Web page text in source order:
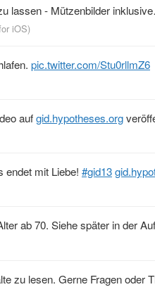
lassen - Mützenbilder
iOS)
pic.twitter.com/Stu0rllmZ6
aufgid.hypotheses.org
endet mit Liebe! #gid13
ab 70. Siehe später in der
zu lesen. Gerne Fragen oder